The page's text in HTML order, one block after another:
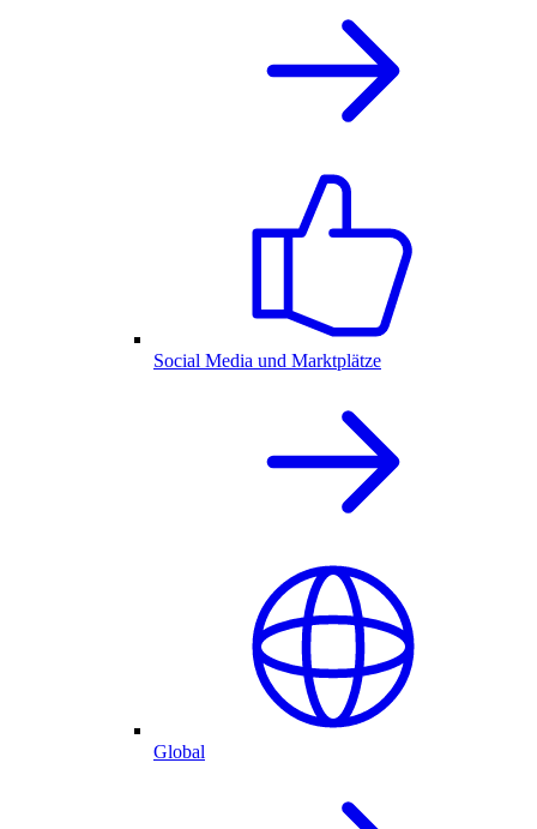
Social Media und Marktplätze
Global